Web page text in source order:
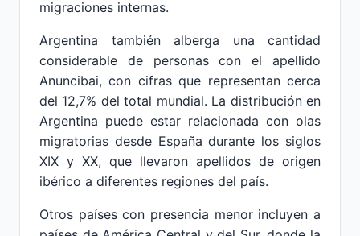
migraciones internas.
Argentina también alberga una cantidad
considerable de personas con el apellido
Anuncibai, con cifras que representan cerca
del 12,7% del total mundial. La distribución en
Argentina puede estar relacionada con olas
migratorias desde España durante los siglos
XIX y XX, que llevaron apellidos de origen
ibérico a diferentes regiones del país.
Otros países con presencia menor incluyen a